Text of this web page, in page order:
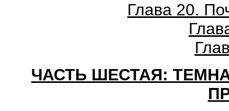
Глава 20.
ЧАСТЬ ШЕСТАЯ: